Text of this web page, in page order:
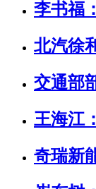
李书福
北汽徐
交通部
王海江
奇瑞新